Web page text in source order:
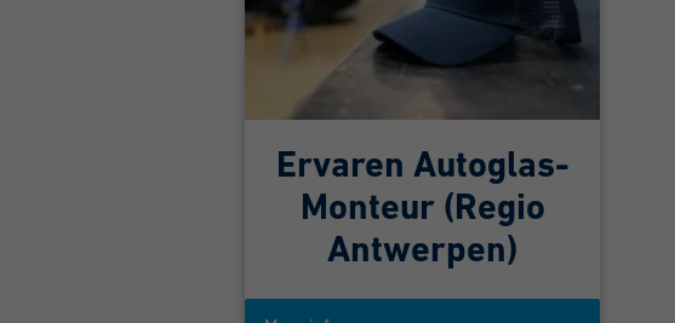
Ervaren Autoglas-
Monteur (Regio
Antwerpen)